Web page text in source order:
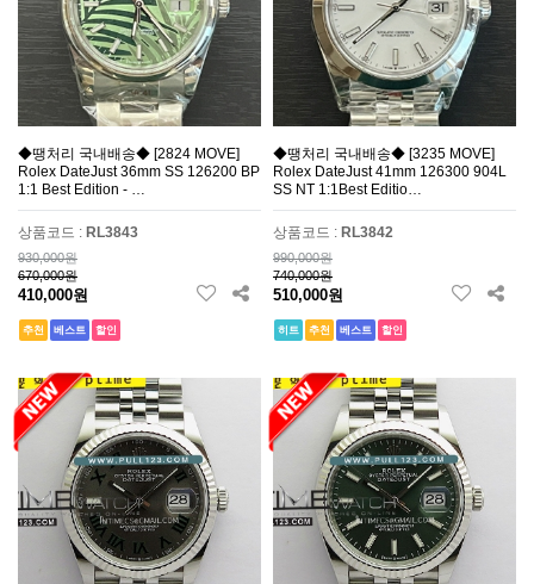
◆땡처리 국내배송◆ [2824 MOVE]
Rolex DateJust 36mm SS 126200 BP
1:1 Best Edition - …
상품코드 : RL3843
930,000원
670,000원
410,000원
추천 베스트 할인
◆땡처리 국내배송◆ [3235 MOVE]
Rolex DateJust 41mm 126300 904L
SS NT 1:1Best Editio…
상품코드 : RL3842
990,000원
740,000원
510,000원
히트 추천 베스트 할인